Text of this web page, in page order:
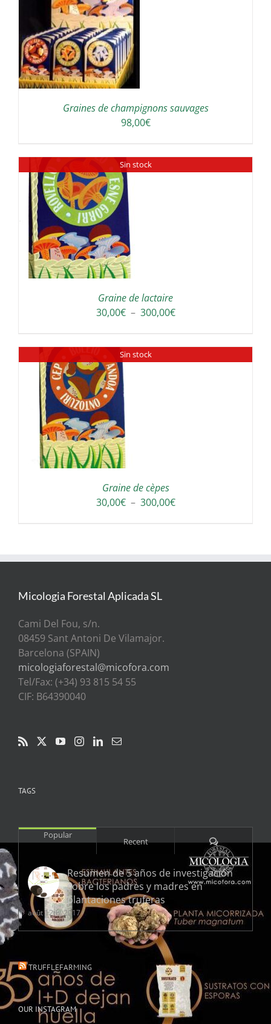
Graines de champignons sauvages
98,00€
Sin stock
Graine de lactaire
30,00€ – 300,00€Plage
Sin stock
Graine de cèpes
30,00€ – 300,00€Plage
à
Micologia Forestal Aplicada SL
Cami Del Fou, s/n.
08459 Sant Antoni De Vilamajor.
Barcelona (SPAIN)
micologiaforestal@micofora.com
Tel/Fax: (+34) 93 815 54 55
CIF: B64390040
TAGS
Popular
Recent Comments
Resumen de 5 años de investigación
sobre los padres y madres en
plantaciones truferas
août 12th, 2017
TRUFFLEFARMING
OUR INSTAGRAM